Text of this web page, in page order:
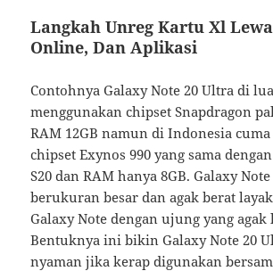
Langkah Unreg Kartu Xl
Online, Dan Aplikasi
Contohnya Galaxy Note 20 Ultra di
menggunakan chipset Snapdragon
RAM 12GB namun di Indonesia
chipset Exynos 990 yang sama
S20 dan RAM hanya 8GB. Galaxy
berukuran besar dan agak berat
Galaxy Note dengan ujung yang agak
Bentuknya ini bikin Galaxy Note 20
nyaman jika kerap digunakan